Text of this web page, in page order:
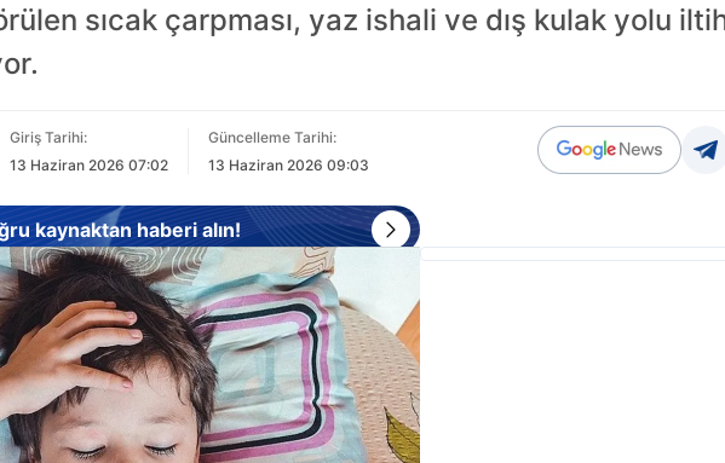
sıcak çarpması, yaz ishali ve dış kulak yolu
Giriş Tarihi:
13 Haziran 2026 07:02
Güncelleme Tarihi:
13 Haziran 2026 09:03
kaynaktan haberi alın!